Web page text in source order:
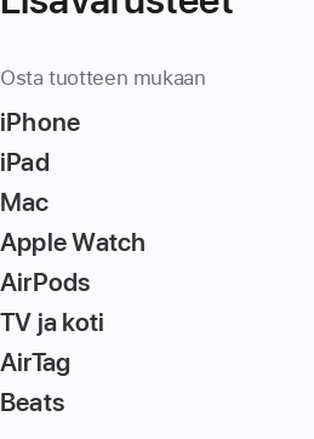
Osta tuotteen mukaan
iPhone
iPad
Mac
Apple Watch
AirPods
TV ja koti
AirTag
Beats